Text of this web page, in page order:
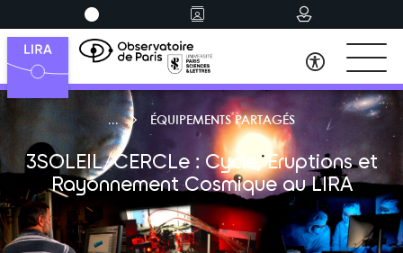
ÉQUIPEMENTS PARTAGÉS
3SOLEIL/CERCLe : Cycle, Eruptions et
Rayonnement Cosmique au LIRA